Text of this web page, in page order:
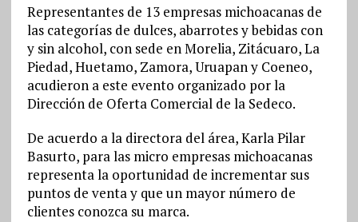
Representantes de 13 empresas michoacanas de
las categorías de dulces, abarrotes y bebidas con
y sin alcohol, con sede en Morelia, Zitácuaro, La
Piedad, Huetamo, Zamora, Uruapan y Coeneo,
acudieron a este evento organizado por la
Dirección de Oferta Comercial de la Sedeco.
De acuerdo a la directora del área, Karla Pilar
Basurto, para las micro empresas michoacanas
representa la oportunidad de incrementar sus
puntos de venta y que un mayor número de
clientes conozca su marca.